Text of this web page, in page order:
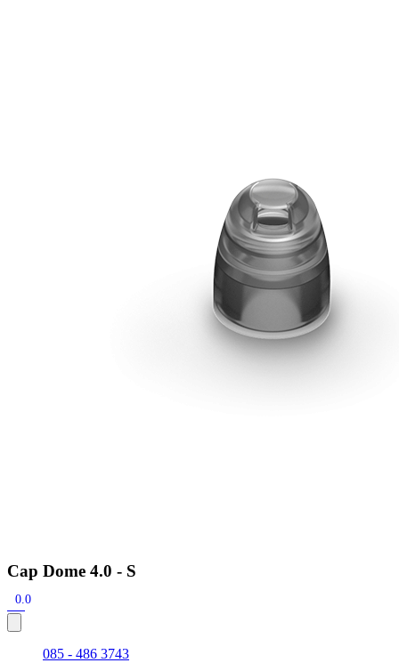
De Signia Active Mini IX is het nieuwste hoortoestel van Signia.
Cap Dome 4.0 - S
0.0
085 - 486 3743